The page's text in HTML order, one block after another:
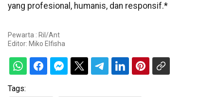
yang profesional, humanis, dan responsif.*
Pewarta : Ril/Ant
Editor: Miko Elfisha
Tags: